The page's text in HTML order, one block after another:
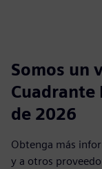
Somos un
de 2026
Obtenga más
y a otros